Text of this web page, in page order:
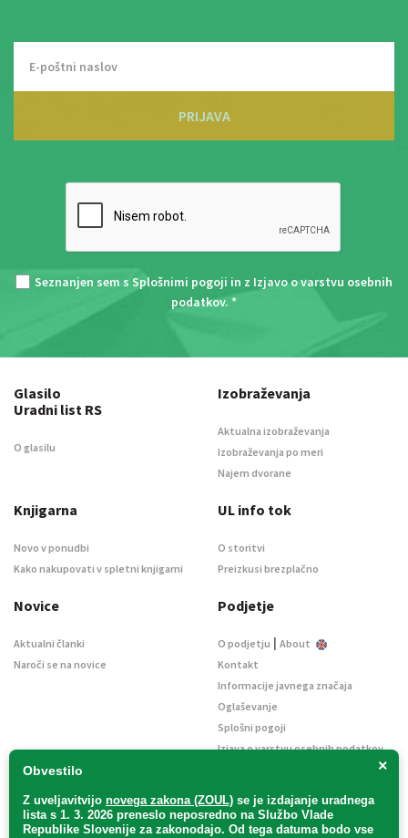
PRIJAVA
Seznanjen sem s Splošnimi pogoji in z Izjavo o varstvu osebnih
podatkov. *
×
Obvestilo
Z uveljavitvijo novega zakona (ZOUL) se je izdajanje uradnega
lista s 1. 3. 2026 preneslo neposredno na Službo Vlade
Republike Slovenije za zakonodajo. Od tega datuma bodo vse
Glasilo
Uradni list RS
O glasilu
Izobraževanja
Aktualna izobraževanja
Izobraževanja po meri
Najem dvorane
Knjigarna
Novo v ponudbi
Kako nakupovati v spletni knjigarni
UL info tok
O storitvi
Preizkusi brezplačno
Novice
Aktualni članki
Naroči se na novice
Podjetje
O podjetju | About
Kontakt
Informacije javnega značaja
Oglaševanje
Splošni pogoji
Izjava o varstvu osebnih podatkov